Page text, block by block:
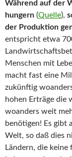
Während auf der
hungern (Quelle),
der Produktion
entspricht etwa
Menschen mit
macht fast eine
zukünftig
hohen Erträge die
woanders weit
benötigen! Es gibt
Welt, so daß dies
Ländern, die keine